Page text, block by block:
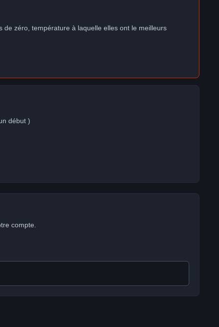
zéro, température à laquelle elles ont le meilleurs
début )
compte.